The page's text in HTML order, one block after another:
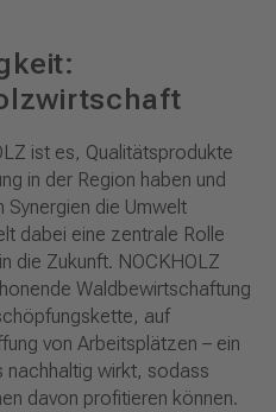
ist es, Qualitätsprodukte
in der Region haben und
Synergien die Umwelt
dabei eine zentrale Rolle
die Zukunft. NOCKHOLZ
Waldbewirtschaftung
auf
von Arbeitsplätzen – ein
wirkt, sodass
davon profitieren können.